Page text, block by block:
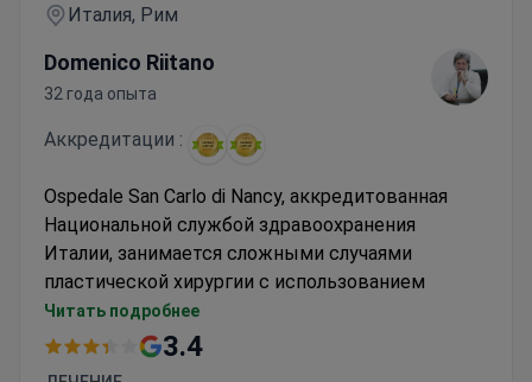
Италия, Рим
Domenico Riitano
32 года опыта
Аккредитации :
Ospedale San Carlo di Nancy, аккредитованная
Национальной службой здравоохранения
Италии, занимается сложными случаями
пластической хирургии с использованием
мультидисциплинарного подхода.
Хирурги выполнили более 3 000 урологических
Читать подробнее
3.4